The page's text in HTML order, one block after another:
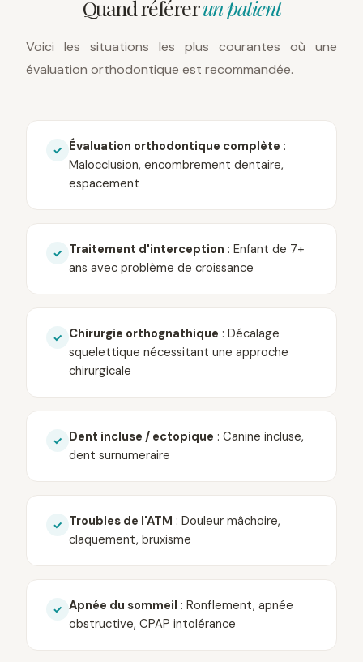
Quand référerun patient
Voici les situations les plus courantes où une
évaluation orthodontique est recommandée.
✓ Évaluation orthodontique complète :
Malocclusion, encombrement dentaire,
espacement
✓ Traitement d'interception : Enfant de 7+
ans avec problème de croissance
✓ Chirurgie orthognathique : Décalage
squelettique nécessitant une approche
chirurgicale
✓ Dent incluse / ectopique : Canine incluse,
dent surnumeraire
✓ Troubles de l'ATM : Douleur mâchoire,
claquement, bruxisme
✓ Apnée du sommeil : Ronflement, apnée
obstructive, CPAP intolérance